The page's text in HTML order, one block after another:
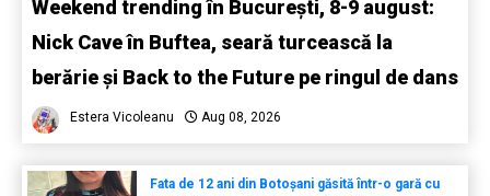
Weekend trending în București, 8-9 august:
Nick Cave în Buftea, seară turcească la
berărie și Back to the Future pe ringul de dans
Estera Vicoleanu Aug 08, 2026
Fata de 12 ani din Botoșani găsită într-o gară cu